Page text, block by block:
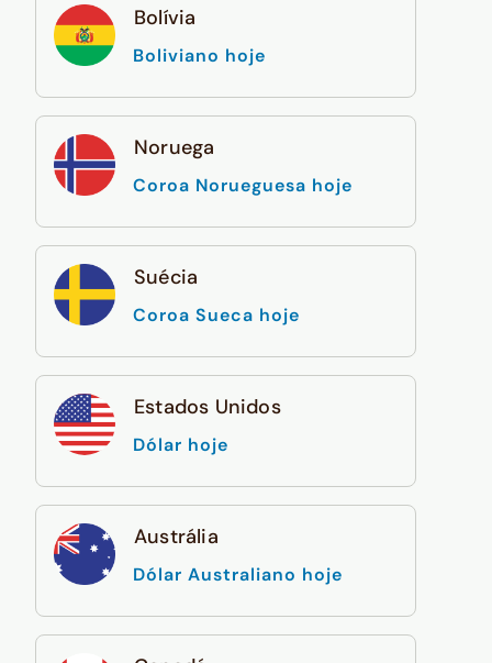
Bolívia
Boliviano hoje
Noruega
Coroa Norueguesa hoje
Suécia
Coroa Sueca hoje
Estados Unidos
Dólar hoje
Austrália
Dólar Australiano hoje